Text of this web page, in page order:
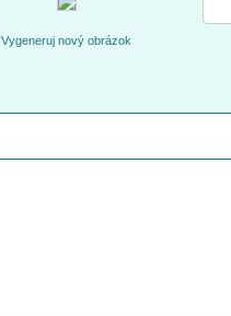
Vygeneruj nový obrázok